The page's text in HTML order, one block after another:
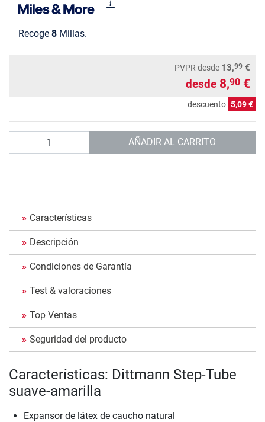
Recoge 8 Millas.
PVPR desde 13,99 €
desde 8,90 €
descuento 5,09 €
AÑADIR AL CARRITO
Características
Descripción
Condiciones de Garantía
Test & valoraciones
Top Ventas
Seguridad del producto
Características: Dittmann Step-Tube
suave-amarilla
Expansor de látex de caucho natural